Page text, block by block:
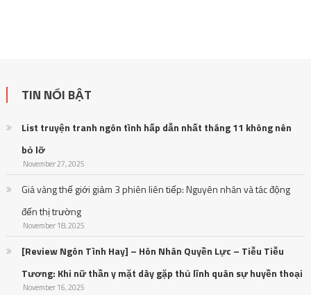
TIN NỔI BẬT
List truyện tranh ngôn tình hấp dẫn nhất tháng 11 không nên
bỏ lỡ
November 27, 2025
Giá vàng thế giới giảm 3 phiên liên tiếp: Nguyên nhân và tác động
đến thị trường
November 18, 2025
[Review Ngôn Tình Hay] – Hôn Nhân Quyền Lực – Tiễu Tiễu
Tương: Khi nữ thần y mặt dày gặp thủ lĩnh quân sự huyền thoại
November 16, 2025